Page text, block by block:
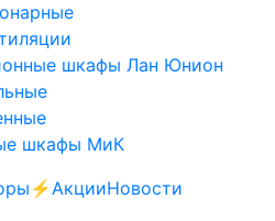
шкафы Лан Юнион
шкафы МиК
⚡️АкцииНовости